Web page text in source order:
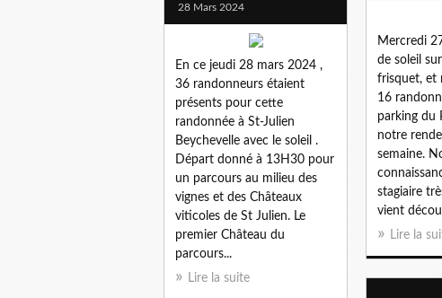
28 Mars 2024
En ce jeudi 28 mars 2024 ,
36 randonneurs étaient
présents pour cette
randonnée à St-Julien
Beychevelle avec le soleil .
Départ donné à 13H30 pour
un parcours au milieu des
vignes et des Châteaux
viticoles de St Julien. Le
premier Château du
parcours...
Lire la suite
Mercredi
de soleil
frisquet, et
16
parking du
notre
semaine.
stagiaire
vient
Lire la